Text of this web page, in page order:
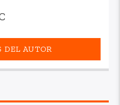
DEL AUTOR